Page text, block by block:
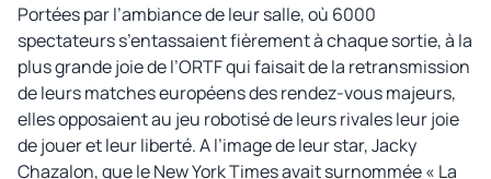
Portées par l’ambiance de leur salle, où 6000
spectateurs s’entassaient fièrement à chaque sortie, à la
plus grande joie de l’ORTF qui faisait de la retransmission
de leurs matches européens des rendez-vous majeurs,
elles opposaient au jeu robotisé de leurs rivales leur joie
de jouer et leur liberté. A l’image de leur star, Jacky
Chazalon, que le New York Times avait surnommée « La